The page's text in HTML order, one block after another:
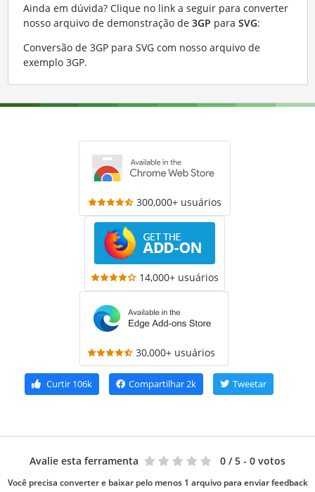
Ainda em dúvida? Clique no link a seguir para converter
nosso arquivo de demonstração de 3GP para SVG:
Conversão de 3GP para SVG com nosso arquivo de
exemplo 3GP.
300,000+ usuários
14,000+ usuários
30,000+ usuários
Curtir 106k Compartilhar2k Tweetar
Avalie esta ferramenta 0 / 5 - 0 votos
Você precisa converter e baixar pelo menos 1 arquivo para enviar feedback